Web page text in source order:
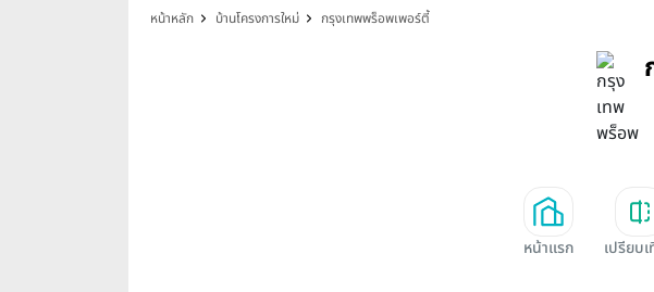
หน้าหลัก บ้านโครงการใหม่ กรุงเทพพร็อพเพอร์ตี้
หน้าแรก เปรียบ